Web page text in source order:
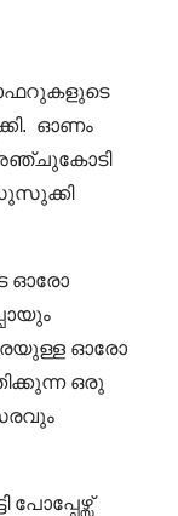
ഓഫറുകളുടെ
ഓണം
അഞ്ചുകോടി
ഓരോ
ഓരോ
ഒരു
​പോപ്പേഴ്സ്